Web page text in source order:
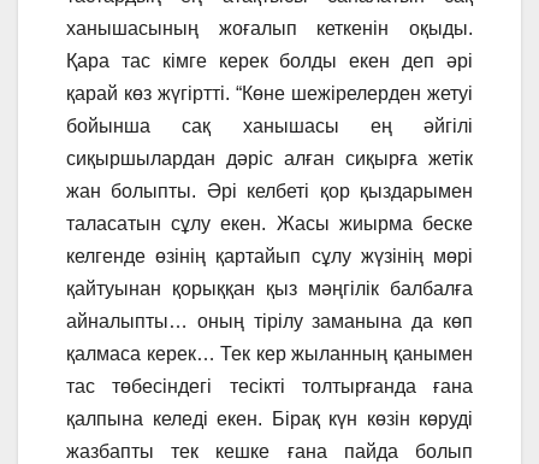
ханышасының жоғалып кеткенін оқыды.
Қара тас кімге керек болды екен деп әрі
қарай көз жүгіртті. “Көне шежірелерден жетуі
бойынша сақ ханышасы ең әйгілі
сиқыршылардан дәріс алған сиқырға жетік
жан болыпты. Әрі келбеті қор қыздарымен
таласатын сұлу екен. Жасы жиырма беске
келгенде өзінің қартайып сұлу жүзінің мөрі
қайтуынан қорыққан қыз мәңгілік балбалға
айналыпты… оның тірілу заманына да көп
қалмаса керек… Тек кер жыланның қанымен
тас төбесіндегі тесікті толтырғанда ғана
қалпына келеді екен. Бірақ күн көзін көруді
жазбапты тек кешке ғана пайда болып